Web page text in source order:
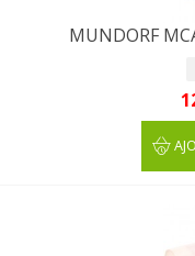
MUNDORF